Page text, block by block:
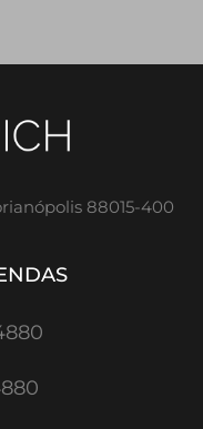
88015-400